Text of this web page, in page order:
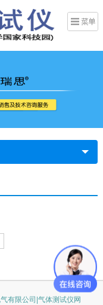
有限公司|气体测试仪网